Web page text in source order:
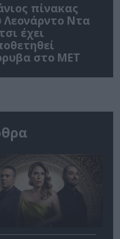
πίνακας
Λεονάρντο Ντα
έχει
στο MET